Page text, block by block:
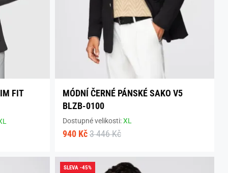
FIT
MÓDNÍ ČERNÉ PÁNSKÉ SAKO V5
BLZB-0100
Dostupné velikosti:XL
940 Kč 3 446 Kč
SLEVA -45%